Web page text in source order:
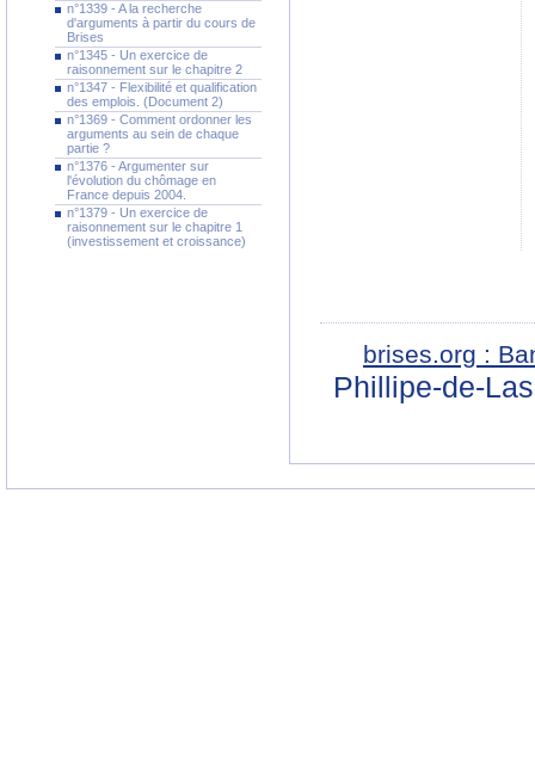
n°1339 - A la recherche
d'arguments à partir du cours de
Brises
n°1345 - Un exercice de
raisonnement sur le chapitre 2
n°1347 - Flexibilité et qualification
des emplois. (Document 2)
n°1369 - Comment ordonner les
arguments au sein de chaque
partie ?
n°1376 - Argumenter sur
l'évolution du chômage en
France depuis 2004.
n°1379 - Un exercice de
raisonnement sur le chapitre 1
(investissement et croissance)
brises.org :
Phillipe-de-